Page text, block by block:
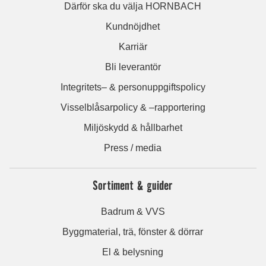
Därför ska du välja HORNBACH
Kundnöjdhet
Karriär
Bli leverantör
Integritets– & personuppgiftspolicy
Visselblåsarpolicy & –rapportering
Miljöskydd & hållbarhet
Press / media
Sortiment & guider
Badrum & VVS
Byggmaterial, trä, fönster & dörrar
El & belysning